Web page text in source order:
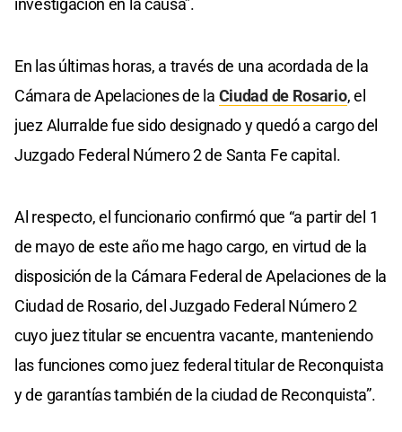
investigación en la causa”.
En las últimas horas, a través de una acordada de la
Cámara de Apelaciones de la Ciudad de Rosario, el
juez Alurralde fue sido designado y quedó a cargo del
Juzgado Federal Número 2 de Santa Fe capital.
Al respecto, el funcionario confirmó que “a partir del 1
de mayo de este año me hago cargo, en virtud de la
disposición de la Cámara Federal de Apelaciones de la
Ciudad de Rosario, del Juzgado Federal Número 2
cuyo juez titular se encuentra vacante, manteniendo
las funciones como juez federal titular de Reconquista
y de garantías también de la ciudad de Reconquista”.